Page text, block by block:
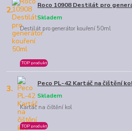
2. Roco 10908 Destilát pro
Destilát pro generátor kouření 50ml
Skladem
TOP produkt
3. Peco PL-42 Kartáč na čištění
Kartáč na čištění kol
Skladem
TOP produkt